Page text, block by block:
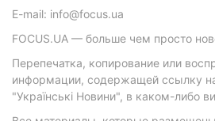
E-mail: info@focus.ua
FOCUS.UA — больше чем просто
Перепечатка, копирование или
информации, содержащей ссылку
"Українські Новини", в каком-либо